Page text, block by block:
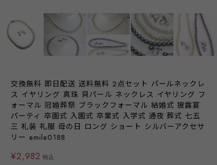
交換無料 即日配送 送料無料 2点セット パールネックレ
ス イヤリング 真珠 貝パール ネックレス イヤリング フ
ォーマル 冠婚葬祭 ブラックフォーマル 結婚式 披露宴
パーティ 卒園式 入園式 卒業式 入学式 通夜 葬式 七五
三 礼装 礼服 母の日 ロング ショート シルバーアクセサ
リー emile0188
¥2,982 税込